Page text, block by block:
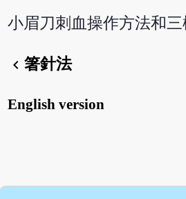
小眉刀刺血操作方法和三
chevron_left箸針法
English version